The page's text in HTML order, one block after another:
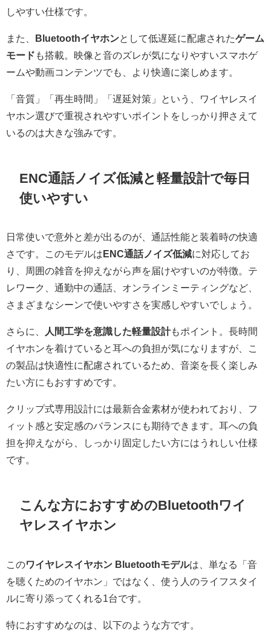
しやすい仕様です。
また、 Bluetoothイヤホンとして低遅延に配慮されたゲーム
モード も搭載。映像と音のズレが気になりやすいスマホゲ
ームや動画コンテンツでも、より快適に楽しめます。
「音質」「再生時間」「遅延対策」という、ワイヤレスイ
ヤホン選びで重視されやすいポイントをしっかり押さえて
いるのは大きな強みです。
ENC通話ノイズ低減と軽量設計で毎日
使いやすい
日常使いで意外と差が出るのが、通話性能と装着時の快適
さです。このモデルは ENC通話ノイズ低減に対応してお
り、周囲の雑音を抑えながら声を届けやすいのが特徴。テ
レワーク、通勤中の通話、オンラインミーティングなど、
さまざまなシーンで使いやすさを実感しやすいでしょう。
さらに、 人間工学を意識した軽量設計もポイント。長時間
イヤホンを着けていると耳への負担が気になりますが、こ
の製品は快適性に配慮されているため、音楽を長く楽しみ
たい方にもおすすめです。
クリップ式専用設計には最新合金素材が使われており、フ
ィット感と安定感のバランスにも期待できます。耳への負
担を抑えながら、しっかり固定したい方にはうれしい仕様
です。
こんな方におすすめのBluetoothワイ
ヤレスイヤホン
このワイヤレスイヤホン Bluetoothモデルは、単なる「音
を聴くためのイヤホン」ではなく、使う人のライフスタイ
ルに寄り添ってくれる1台です。
特におすすめなのは、以下のような方です。